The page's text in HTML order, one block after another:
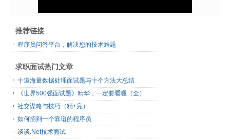
推荐链接
程序员问答平台，解决您的技术难题
求职面试热门文章
十道海量数据处理面试题与十个方法大总结
《世界500强面试题》精华，一定要看喔（全）
社交谋略与技巧（精+完）
如何招到一个靠谱的程序员
谈谈.Net技术面试